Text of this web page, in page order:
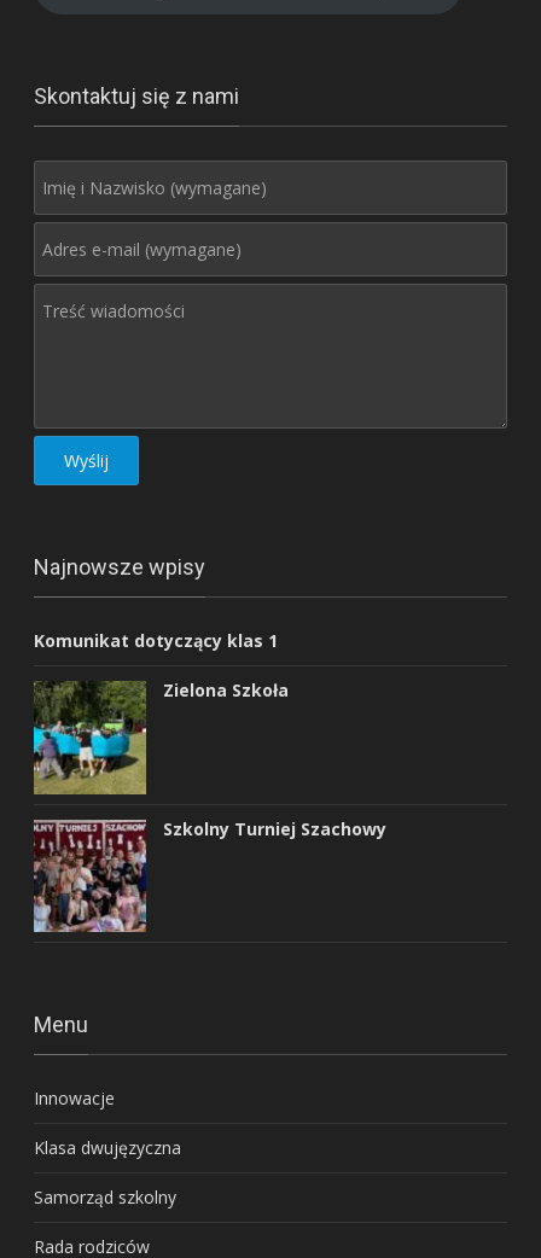
Skontaktuj się z nami
Najnowsze wpisy
Komunikat dotyczący klas 1
Zielona Szkoła
Szkolny Turniej Szachowy
Menu
Innowacje
Klasa dwujęzyczna
Samorząd szkolny
Rada rodziców